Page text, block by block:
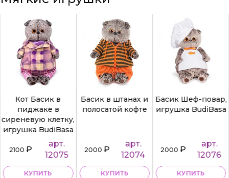
Кот Басик в
пиджаке в
сиреневую клетку,
игрушка BudiBasa
2100₽
арт.
12075
КУПИТЬ
Басик в штанах и
полосатой кофте
2000₽
арт.
12074
КУПИТЬ
Басик Шеф-повар,
игрушка BudiBasa
2000₽
арт.
12076
КУПИТЬ